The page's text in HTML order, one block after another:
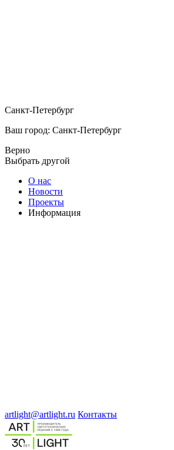
Санкт-Петербург
Ваш город: Санкт-Петербург
Верно
Выбрать другой
О нас
Новости
Проекты
Информация
artlight@artlight.ru Контакты